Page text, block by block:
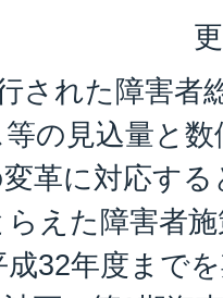
された障害者
の見込量と
革に対応す
えた障害者
32年度まで